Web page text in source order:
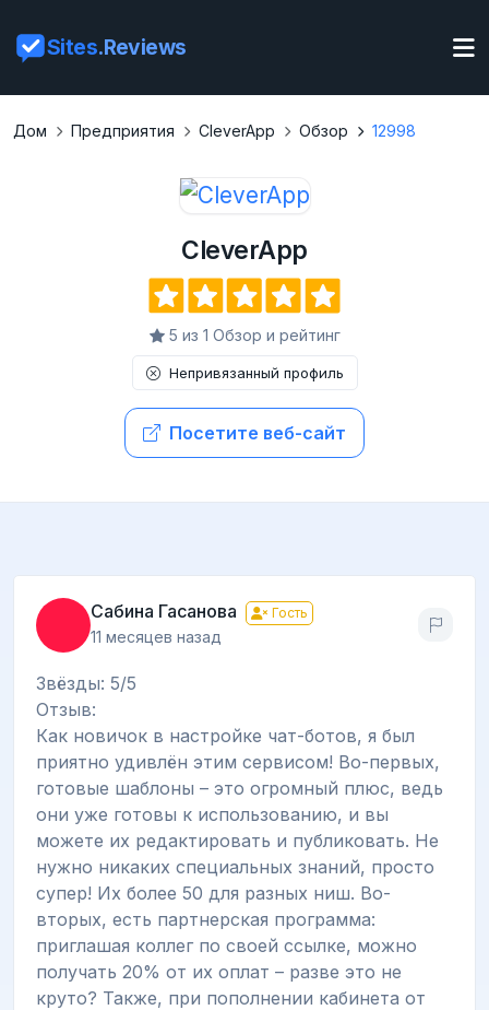
Sites.Reviews
Дом Предприятия CleverApp Обзор 12998
CleverApp
5 из 1 Обзор и рейтинг
Непривязанный профиль
Посетите веб-сайт
Сабина Гасанова Гость
11 месяцев назад
Звёзды: 5/5
Отзыв:
Как новичок в настройке чат-ботов, я был
приятно удивлён этим сервисом! Во-первых,
готовые шаблоны – это огромный плюс, ведь
они уже готовы к использованию, и вы
можете их редактировать и публиковать. Не
нужно никаких специальных знаний, просто
супер! Их более 50 для разных ниш. Во-
вторых, есть партнерская программа:
приглашая коллег по своей ссылке, можно
получать 20% от их оплат – разве это не
круто? Также, при пополнении кабинета от